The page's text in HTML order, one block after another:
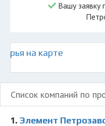
Вашу заявку
на карте
Список компаний по
1. Элемент